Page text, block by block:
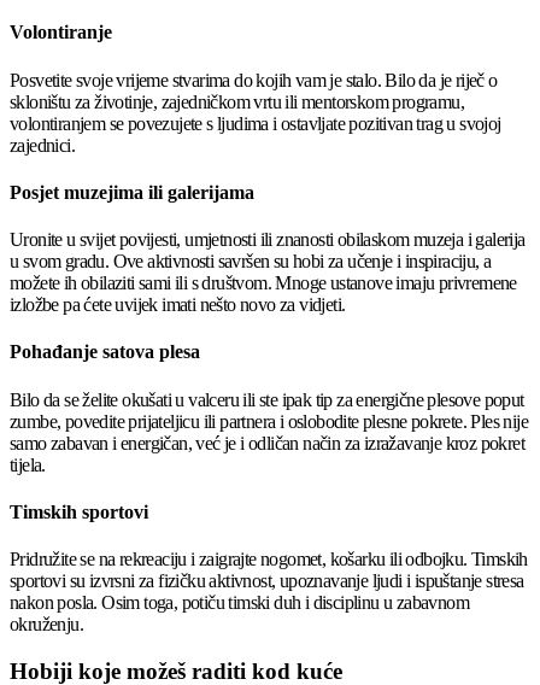
Volontiranje
Posvetite svoje vrijeme stvarima do kojih vam je stalo. Bilo da je riječ o
skloništu za životinje, zajedničkom vrtu ili mentorskom programu,
volontiranjem se povezujete s ljudima i ostavljate pozitivan trag u svojoj
zajednici.
Posjet muzejima ili galerijama
Uronite u svijet povijesti, umjetnosti ili znanosti obilaskom muzeja i galerija
u svom gradu. Ove aktivnosti savršen su hobi za učenje i inspiraciju, a
možete ih obilaziti sami ili s društvom. Mnoge ustanove imaju privremene
izložbe pa ćete uvijek imati nešto novo za vidjeti.
Pohađanje satova plesa
Bilo da se želite okušati u valceru ili ste ipak tip za energične plesove poput
zumbe, povedite prijateljicu ili partnera i oslobodite plesne pokrete. Ples nije
samo zabavan i energičan, već je i odličan način za izražavanje kroz pokret
tijela.
Timskih sportovi
Pridružite se na rekreaciju i zaigrajte nogomet, košarku ili odbojku. Timskih
sportovi su izvrsni za fizičku aktivnost, upoznavanje ljudi i ispuštanje stresa
nakon posla. Osim toga, potiču timski duh i disciplinu u zabavnom
okruženju.
Hobiji koje možeš raditi kod kuće